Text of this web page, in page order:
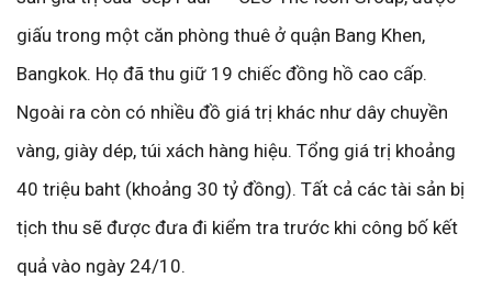
giấu trong một căn phòng thuê ở quận Bang Khen,
Bangkok. Họ đã thu giữ 19 chiếc đồng hồ cao cấp.
Ngoài ra còn có nhiều đồ giá trị khác như dây chuyền
vàng, giày dép, túi xách hàng hiệu. Tổng giá trị khoảng
40 triệu baht (khoảng 30 tỷ đồng). Tất cả các tài sản bị
tịch thu sẽ được đưa đi kiểm tra trước khi công bố kết
quả vào ngày 24/10.